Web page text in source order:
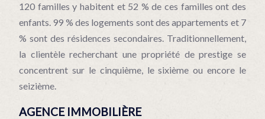
120 familles y habitent et 52 % de ces familles ont des
enfants. 99 % des logements sont des appartements et 7
% sont des résidences secondaires. Traditionnellement,
la clientèle recherchant une propriété de prestige se
concentrent sur le cinquième, le sixième ou encore le
seizième.
AGENCE IMMOBILIÈRE